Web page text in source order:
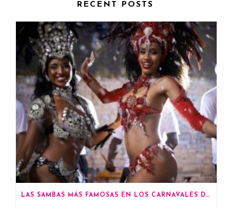
RECENT POSTS
LAS SAMBAS MÁS FAMOSAS EN LOS CARNAVALES DE RÍO